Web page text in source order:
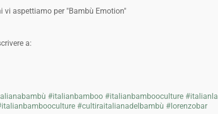
vi aspettiamo per "Bambù Emotion"
a:
#italianbamboo #italianbambooculture
#cultiraitalianadelbambù #lorenzobar